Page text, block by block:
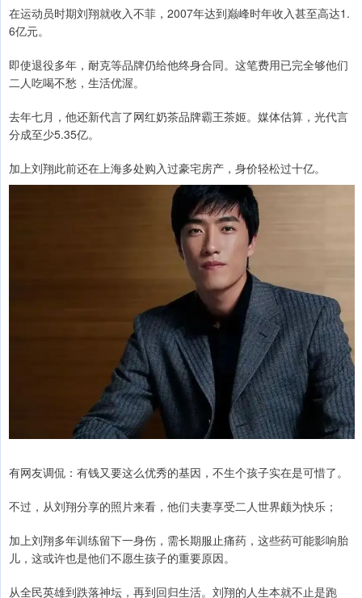
在运动员时期刘翔就收入不菲，2007年达到巅峰时年收入甚至高达1.
6亿元。
即使退役多年，耐克等品牌仍给他终身合同。这笔费用已完全够他们
二人吃喝不愁，生活优渥。
去年七月，他还新代言了网红奶茶品牌霸王茶姬。媒体估算，光代言
分成至少5.35亿。
加上刘翔此前还在上海多处购入过豪宅房产，身价轻松过十亿。
有网友调侃：有钱又要这么优秀的基因，不生个孩子实在是可惜了。
不过，从刘翔分享的照片来看，他们夫妻享受二人世界颇为快乐；
加上刘翔多年训练留下一身伤，需长期服止痛药，这些药可能影响胎
儿，这或许也是他们不愿生孩子的重要原因。
从全民英雄到跌落神坛，再到回归生活。刘翔的人生本就不止是跑